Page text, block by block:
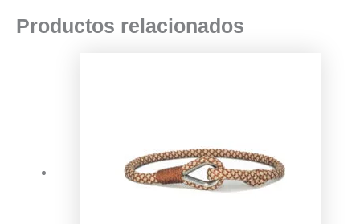
Productos relacionados